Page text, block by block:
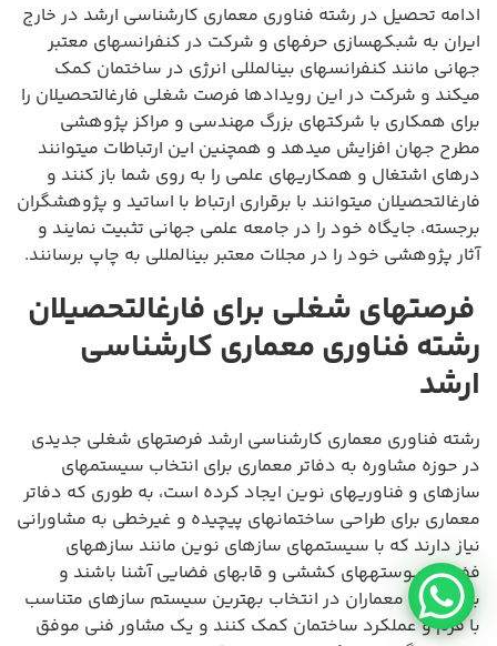
ادامه تحصیل در رشته فناوری معماری کارشناسی ارشد در خارج
ایران به شبکهسازی حرفهای و شرکت در کنفرانسهای معتبر
جهانی مانند کنفرانسهای بینالمللی انرژی در ساختمان کمک
میکند و شرکت در این رویدادها فرصت شغلی فارغالتحصیلان را
برای همکاری با شرکتهای بزرگ مهندسی و مراکز پژوهشی
مطرح جهان افزایش میدهد و همچنین این ارتباطات میتوانند
درهای اشتغال و همکاریهای علمی را به روی شما باز کنند و
فارغالتحصیلان میتوانند با برقراری ارتباط با اساتید و پژوهشگران
برجسته، جایگاه خود را در جامعه علمی جهانی تثبیت نمایند و
آثار پژوهشی خود را در مجلات معتبر بینالمللی به چاپ برسانند.
فرصتهای شغلی برای فارغالتحصیلان
رشته فناوری معماری کارشناسی
ارشد
رشته فناوری معماری کارشناسی ارشد فرصتهای شغلی جدیدی
در حوزه مشاوره به دفاتر معماری برای انتخاب سیستمهای
سازهای و فناوریهای نوین ایجاد کرده است، به طوری که دفاتر
معماری برای طراحی ساختمانهای پیچیده و غیرخطی به مشاورانی
نیاز دارند که با سیستمهای سازهای نوین مانند سازههای
فضاکار، پوستههای کششی و قابهای فضایی آشنا باشند و
بتوانند به معماران در انتخاب بهترین سیستم سازهای متناسب
با فرم و عملکرد ساختمان کمک کنند و یک مشاور فنی موفق